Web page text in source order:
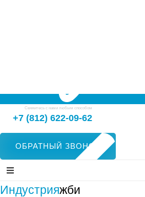
Свяжитесь с нами любым способом
+7 (812) 622-09-62
ОБРАТНЫЙ ЗВОНОК
Индустрияжби